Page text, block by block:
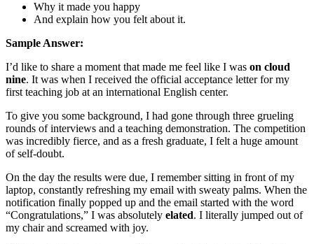
Why it made you happy
And explain how you felt about it.
Sample Answer:
I’d like to share a moment that made me feel like I was on cloud
nine. It was when I received the official acceptance letter for my
first teaching job at an international English center.
To give you some background, I had gone through three grueling
rounds of interviews and a teaching demonstration. The competition
was incredibly fierce, and as a fresh graduate, I felt a huge amount
of self-doubt.
On the day the results were due, I remember sitting in front of my
laptop, constantly refreshing my email with sweaty palms. When the
notification finally popped up and the email started with the word
“Congratulations,” I was absolutely elated. I literally jumped out of
my chair and screamed with joy.